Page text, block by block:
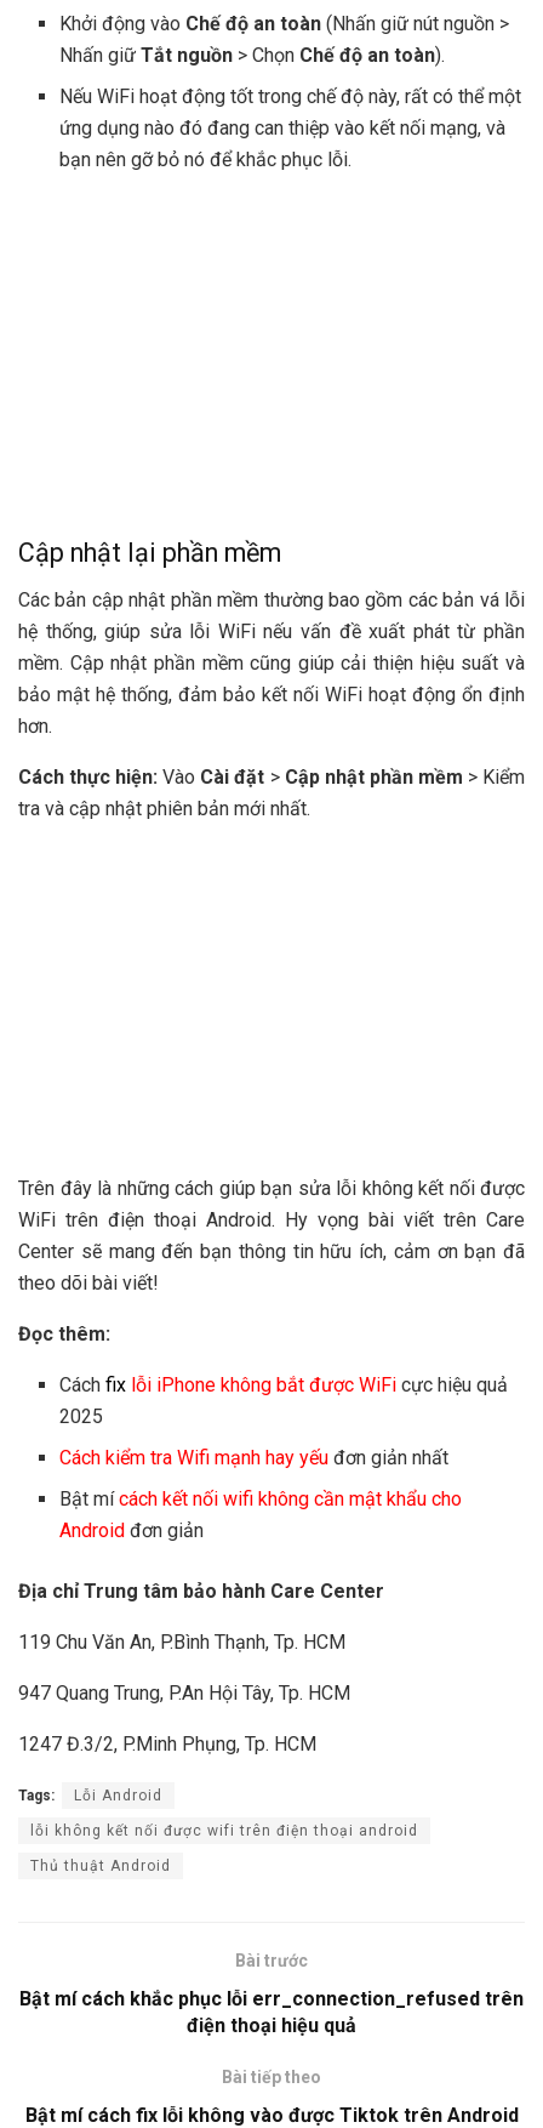
Khởi động vào Chế độ an toàn (Nhấn giữ nút nguồn >
Nhấn giữTắt nguồn > Chọn Chế độ an toàn).
Nếu WiFi hoạt động tốt trong chế độ này, rất có thể một
ứng dụng nào đó đang can thiệp vào kết nối mạng, và
bạn nên gỡ bỏ nó để khắc phục lỗi.
Cập nhật lại phần mềm
Các bản cập nhật phần mềm thường bao gồm các bản vá lỗi
hệ thống, giúp sửa lỗi WiFi nếu vấn đề xuất phát từ phần
mềm. Cập nhật phần mềm cũng giúp cải thiện hiệu suất và
bảo mật hệ thống, đảm bảo kết nối WiFi hoạt động ổn định
hơn.
Cách thực hiện:Vào Cài đặt > Cập nhật phần mềm > Kiểm
tra và cập nhật phiên bản mới nhất.
Trên đây là những cách giúp bạn sửa lỗi không kết nối được
WiFi trên điện thoại Android. Hy vọng bài viết trên Care
Center sẽ mang đến bạn thông tin hữu ích, cảm ơn bạn đã
theo dõi bài viết!
Đọc thêm:
Cáchfix lỗi iPhone không bắt được WiFi cực hiệu quả
2025
Cách kiểm tra Wifi mạnh hay yếu đơn giản nhất
Bật mícách kết nối wifi không cần mật khẩu cho
Android đơn giản
Địa chỉ Trung tâm bảo hành Care Center
119 Chu Văn An, P.Bình Thạnh, Tp. HCM
947 Quang Trung, P.An Hội Tây, Tp. HCM
1247 Đ.3/2, P.Minh Phụng, Tp. HCM
Tags: Lỗi Android
lỗi không kết nối được wifi trên điện thoại android
Thủ thuật Android
Bài trước
Bật mí cách khắc phục lỗi err_connection_refused trên
điện thoại hiệu quả
Bài tiếp theo
Bật mí cách fix lỗi không vào được Tiktok trên Android